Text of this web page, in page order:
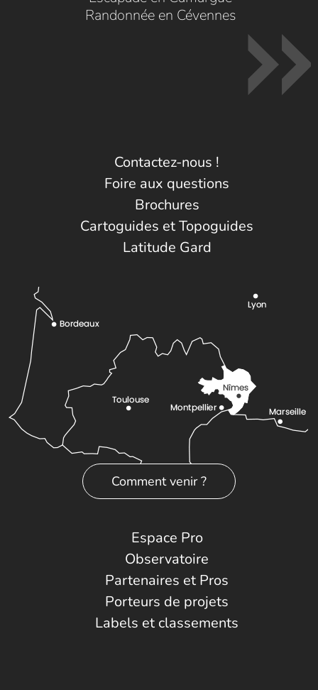
Randonnée en Cévennes
Contactez-nous !
Foire aux questions
Brochures
Cartoguides et Topoguides
Latitude Gard
Comment venir ?
Espace Pro
Observatoire
Partenaires et Pros
Porteurs de projets
Labels et classements